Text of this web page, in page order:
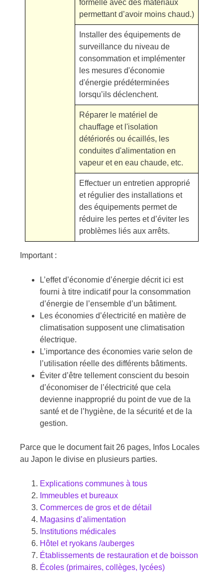
formelle avec des matériaux
permettant d’avoir moins chaud.)
Installer des équipements de
surveillance du niveau de
consommation et implémenter
les mesures d'économie
d'énergie prédéterminées
lorsqu’ils déclenchent.
Réparer le matériel de
chauffage et l'isolation
détériorés ou écaillés, les
conduites d'alimentation en
vapeur et en eau chaude, etc.
Effectuer un entretien approprié
et régulier des installations et
des équipements permet de
réduire les pertes et d’éviter les
problèmes liés aux arrêts.
Important :
L’effet d’économie d’énergie décrit ici est
fourni à titre indicatif pour la consommation
d’énergie de l’ensemble d’un bâtiment.
Les économies d’électricité en matière de
climatisation supposent une climatisation
électrique.
L’importance des économies varie selon de
l’utilisation réelle des différents bâtiments.
Éviter d’être tellement conscient du besoin
d’économiser de l’électricité que cela
devienne inapproprié du point de vue de la
santé et de l’hygiène, de la sécurité et de la
gestion.
Parce que le document fait 26 pages, Infos Locales
au Japon le divise en plusieurs parties.
Explications communes à tous
Immeubles et bureaux
Commerces de gros et de détail
Magasins d’alimentation
Institutions médicales
Hôtel et ryokans /auberges
Établissements de restauration et de boisson
Écoles (primaires, collèges, lycées)